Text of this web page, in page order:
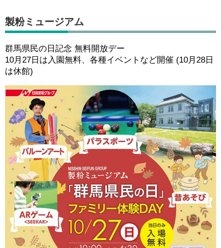
製粉ミュージアム
群馬県民の日記念 無料開放デー
10月27日は入園無料、各種イベントなど開催 (10月28日
は休館)